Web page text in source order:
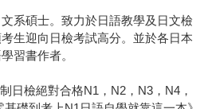
系碩士。致力於日語教學及日文檢
生迎向日檢考試高分。並於各日本
習書作者。
日檢絕對合格N1，N2，N3，N4，